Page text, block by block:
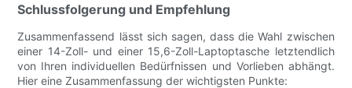
Schlussfolgerung und Empfehlung
Zusammenfassend lässt sich sagen, dass die Wahl zwischen
einer 14-Zoll- und einer 15,6-Zoll-Laptoptasche letztendlich
von Ihren individuellen Bedürfnissen und Vorlieben abhängt.
Hier eine Zusammenfassung der wichtigsten Punkte: